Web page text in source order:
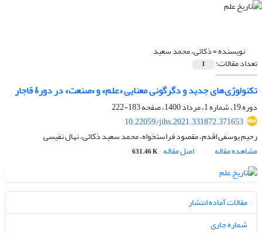
نویسنده =ذکائی، محمد سعید
تعداد مقالات: 1
تکنولوژی‌های جدید و دگرگونی معنایی «علم» و «صنعت» در دورۀ قاجار
دوره 19، شماره 1، مرداد 1400، صفحه
183-222
10.22059/jihs.2021.331872.371653
رحیم یوسفی اقدم، مقصود فراستخواه، محمد سعید ذکائی، نهال نفیسی
مشاهده مقاله
اصل مقاله 631.46 K
مقالات آماده انتشار
شماره جاری